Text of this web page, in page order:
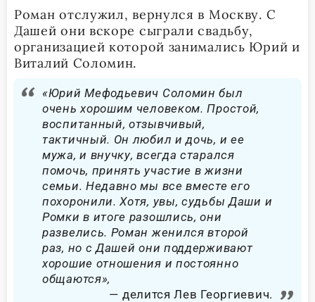
Роман отслужил, вернулся в Москву. С
Дашей они вскоре сыграли свадьбу,
организацией которой занимались Юрий и
Виталий Соломин.
«Юрий Мефодьевич Соломин был
очень хорошим человеком. Простой,
воспитанный, отзывчивый,
тактичный. Он любил и дочь, и ее
мужа, и внучку, всегда старался
помочь, принять участие в жизни
семьи. Недавно мы все вместе его
похоронили. Хотя, увы, судьбы Даши и
Ромки в итоге разошлись, они
развелись. Роман женился второй
раз, но с Дашей они поддерживают
хорошие отношения и постоянно
общаются»,
делится Лев Георгиевич.